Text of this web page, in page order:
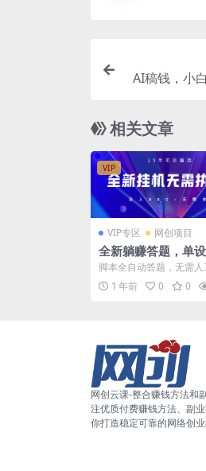
AI稿钱，小
相关文章
VIP
VIP专区 网创项目
全新躺赚答题，单
松日入800+，25年
的落地项目上线
脚本全自动答题，无需人
小白轻松上手，无限放大
脑就可做 目前属于蓝海...
1 年前 0 0
网创云课-整合赚钱方法和
注优质付费赚钱方法、副
你打造稳定可靠的网络创